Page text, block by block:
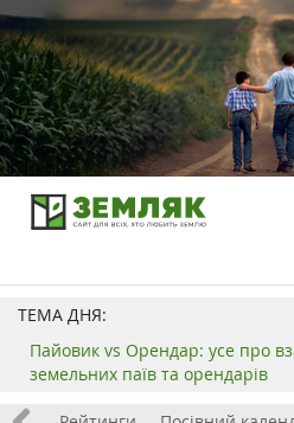
ТЕМА ДНЯ:
Пайовик vs Орендар: усе про
земельних паїв та орендарів